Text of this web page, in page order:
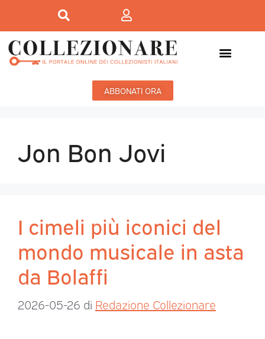
ABBONATI ORA
Jon Bon Jovi
I cimeli più iconici del
mondo musicale in asta
da Bolaffi
2026-05-26 di Redazione Collezionare